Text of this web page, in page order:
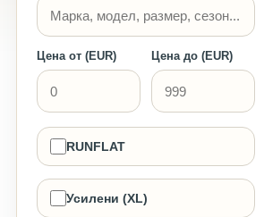
Цена от (EUR) Цена до (EUR)
RUNFLAT
Усилени (XL)